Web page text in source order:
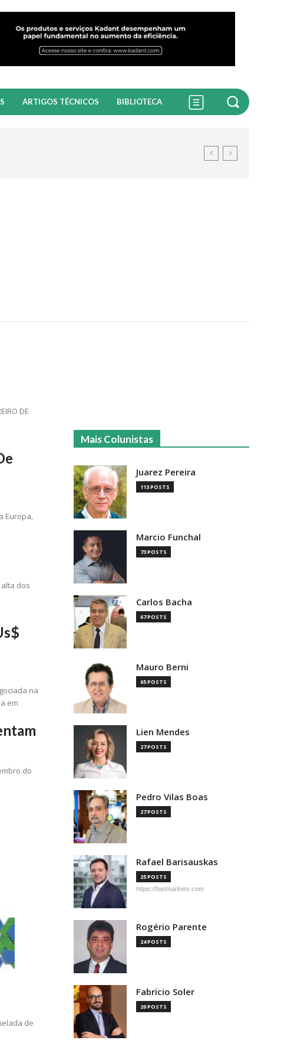
ARTIGOS TÉCNICOS BIBLIOTECA
Europa,
dos
na
em
do
de
Mais Colunistas
Juarez Pereira
113 POSTS
Marcio Funchal
73 POSTS
Carlos Bacha
67 POSTS
Mauro Berni
65 POSTS
Lien Mendes
27 POSTS
Pedro Vilas Boas
27 POSTS
Rafael Barisauskas
25 POSTS
https://fastmarkets.com
Rogério Parente
24 POSTS
Fabricio Soler
20 POSTS